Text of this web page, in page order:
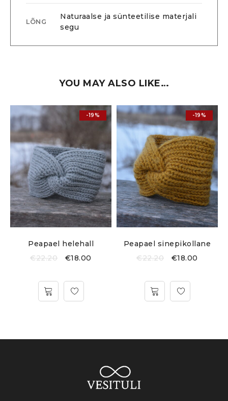
LÕNG
Naturaalse ja sünteetilise materjali
segu
YOU MAY ALSO LIKE…
-19%
Peapael helehall
€22.20 €18.00
-19%
Peapael sinepikollane
€22.20 €18.00